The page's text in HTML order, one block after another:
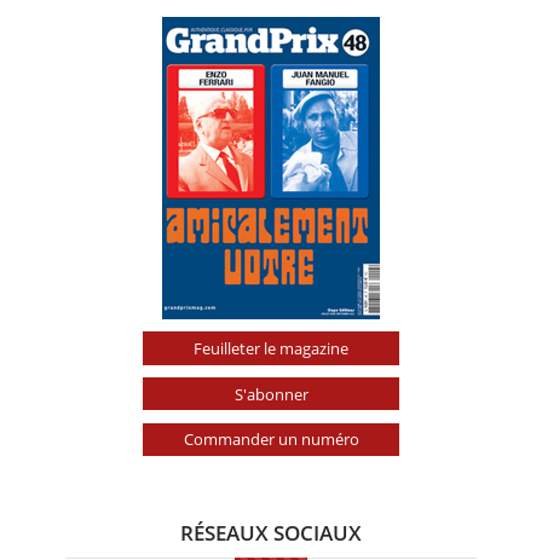
Feuilleter le magazine
S'abonner
Commander un numéro
RÉSEAUX SOCIAUX